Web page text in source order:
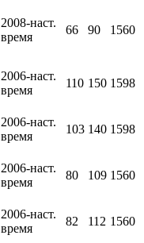
2008-наст.
время
66 90 1560
2006-наст.
время
110 150 1598
2006-наст.
время
103 140 1598
2006-наст.
время
80 109 1560
2006-наст.
время
82 112 1560